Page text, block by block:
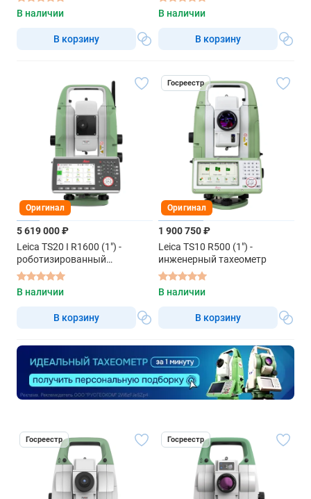
В наличии
В корзину
В наличии
В корзину
Оригинал
5 619 000 ₽
Leica TS20 I R1600 (1") -
роботизированный
тахеометр
В наличии
В корзину
Госреестр
Оригинал
1 900 750 ₽
Leica TS10 R500 (1") -
инженерный тахеометр
В наличии
В корзину
Госреестр Госреестр